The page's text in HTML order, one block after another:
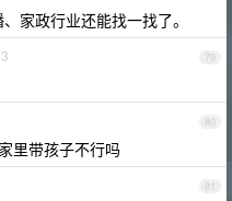
家政行业还能找一找了。
79
80
里带孩子不行吗
81